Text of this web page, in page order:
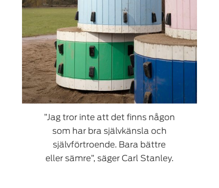
”Jag tror inte att det finns någon
som har bra självkänsla och
självförtroende. Bara bättre
eller sämre”, säger Carl Stanley.